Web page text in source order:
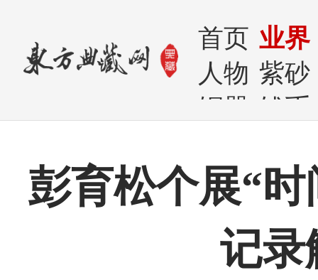
首页 业界
人物 紫砂
铜器
钱币
彭育松个展“
记录